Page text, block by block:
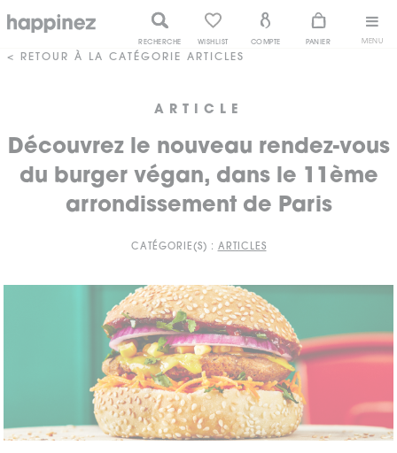
MENU
RECHERCHE WISHLIST COMPTE PANIER
< RETOUR À LA CATÉGORIE ARTICLES
ARTICLE
Découvrez le nouveau rendez-vous
du burger végan, dans le 11ème
arrondissement de Paris
CATÉGORIE(S) : ARTICLES